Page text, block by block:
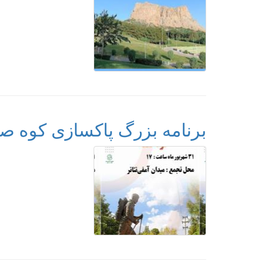
برنامه بزرگ پاکسازی کوه